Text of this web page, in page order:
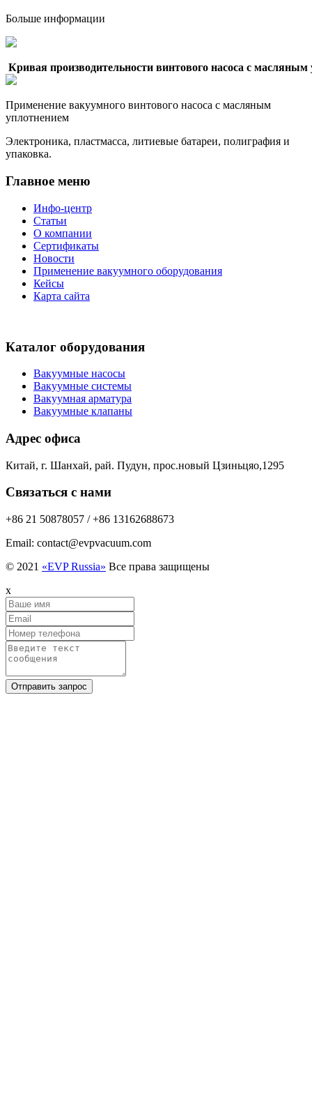
Больше информации
Кривая производительности винтового насоса с
Применение вакуумного винтового насоса с масляным
уплотнением
Электроника, пластмасса, литиевые батареи, полиграфия и
упаковка.
Главное меню
Инфо-центр
Статьи
О компании
Сертификаты
Новости
Применение вакуумного оборудования
Кейсы
Карта сайта
Каталог оборудования
Вакуумные насосы
Вакуумные системы
Вакуумная арматура
Вакуумные клапаны
Адрес офиса
Китай, г. Шанхай, рай. Пудун, прос.новый Цзиньцяо,1295
Связаться с нами
+86 21 50878057 / +86 13162688673
Email: contact@evpvacuum.com
© 2021 «EVP Russia» Все права защищены
x
Отправить запрос